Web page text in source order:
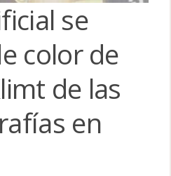
se
color de
de las
en